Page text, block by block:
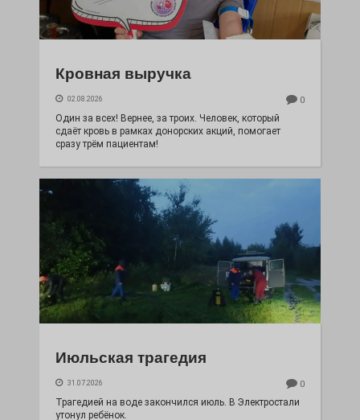
Кровная выручка
02.08.2026 0
Один за всех! Вернее, за троих. Человек, который
сдаёт кровь в рамках донорских акций, помогает
сразу трём пациентам!
Июльская трагедия
31.07.2026 0
Трагедией на воде закончился июль. В Электростали
утонул ребёнок.